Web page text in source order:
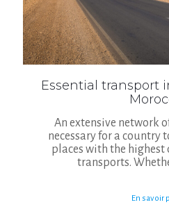
Essential transport
An extensive network
necessary for a country
places with the
transports.
En savoir